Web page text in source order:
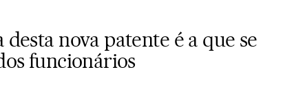
nova patente é a que se
funcionários